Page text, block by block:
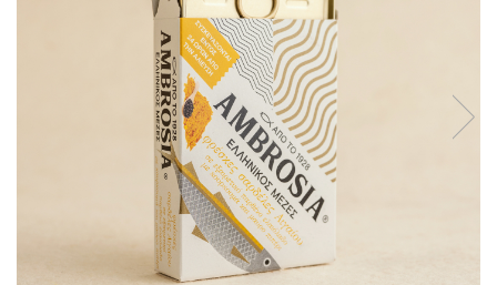
CREME ȘI PASTE TARTINABILE
CIOCOLATĂ ȘI CACAO
PRODUSE ECO / ORGANICE